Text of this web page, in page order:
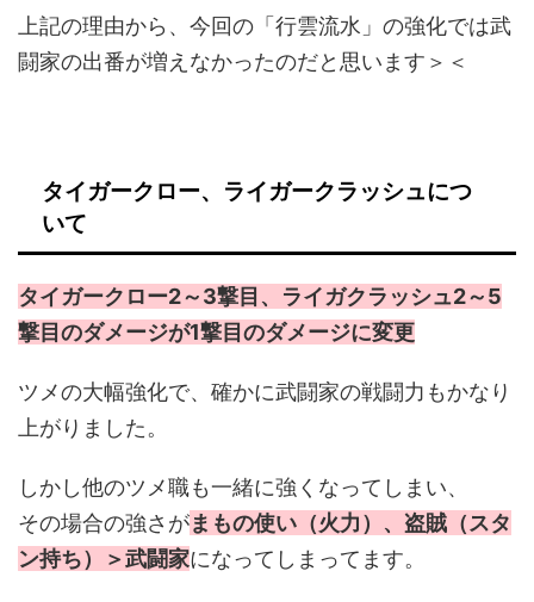
上記の理由から、今回の「行雲流水」の強化では武
闘家の出番が増えなかったのだと思います＞＜
タイガークロー、ライガークラッシュにつ
いて
タイガークロー2～3撃目、ライガクラッシュ2～5
撃目のダメージが1撃目のダメージに変更
ツメの大幅強化で、確かに武闘家の戦闘力もかなり
上がりました。
しかし他のツメ職も一緒に強くなってしまい、
その場合の強さがまもの使い（火力）、盗賊（スタ
ン持ち）＞武闘家になってしまってます。